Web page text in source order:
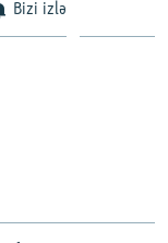
Bizi izlə